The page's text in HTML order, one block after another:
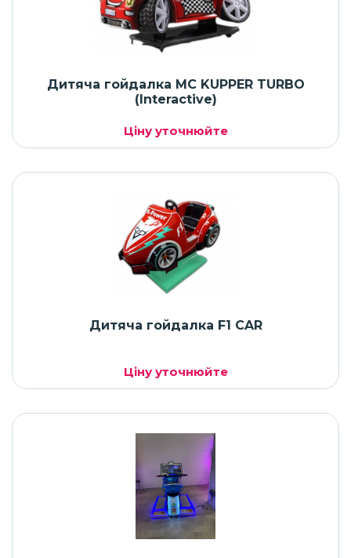
Дитяча гойдалка MC KUPPER TURBO
(Interactive)
Ціну уточнюйте
Дитяча гойдалка F1 CAR
Ціну уточнюйте